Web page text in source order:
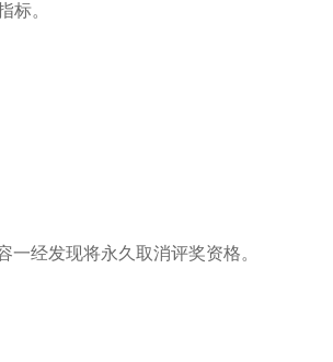
标。
经发现将永久取消评奖资格。